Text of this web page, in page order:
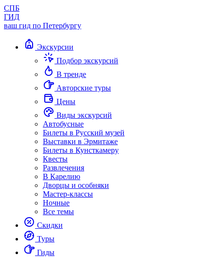
СПБ
ГИД
ваш гид по Петербургу
Экскурсии
Подбор экскурсий
В тренде
Авторские туры
Цены
Виды экскурсий
Автобусные
Билеты в Русский музей
Выставки в Эрмитаже
Билеты в Кунсткамеру
Квесты
Развлечения
В Карелию
Дворцы и особняки
Мастер-классы
Ночные
Все темы
Скидки
Туры
Гиды